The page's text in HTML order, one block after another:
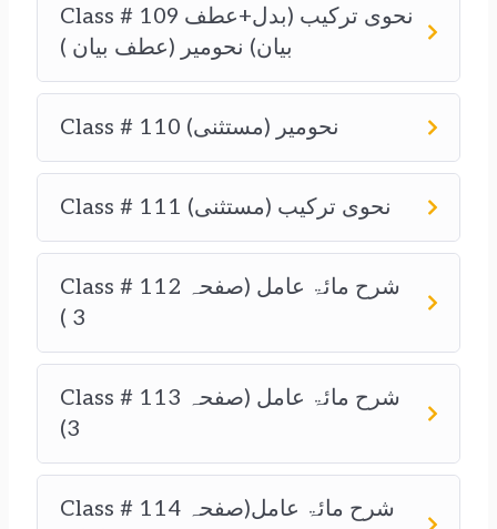
Class # 109 نحوی ترکیب (بدل+عطف
بیان) نحومیر (عطف بیان )
Class # 110 نحومیر (مستثنی)
Class # 111 نحوی ترکیب (مستثنی)
Class # 112 شرح مائۃ عامل (صفحہ
3 )
Class # 113 شرح مائۃ عامل (صفحہ
3)
Class # 114 شرح مائۃ عامل(صفحہ